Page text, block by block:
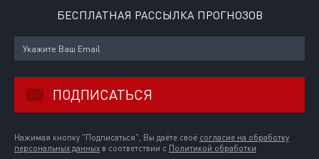
БЕСПЛАТНАЯ РАССЫЛКА ПРОГНОЗОВ
ПОДПИСАТЬСЯ
Нажимая кнопку "Подписаться", Вы даёте своё согласие на обработку
персональных данных в соответствии с Политикой обработки